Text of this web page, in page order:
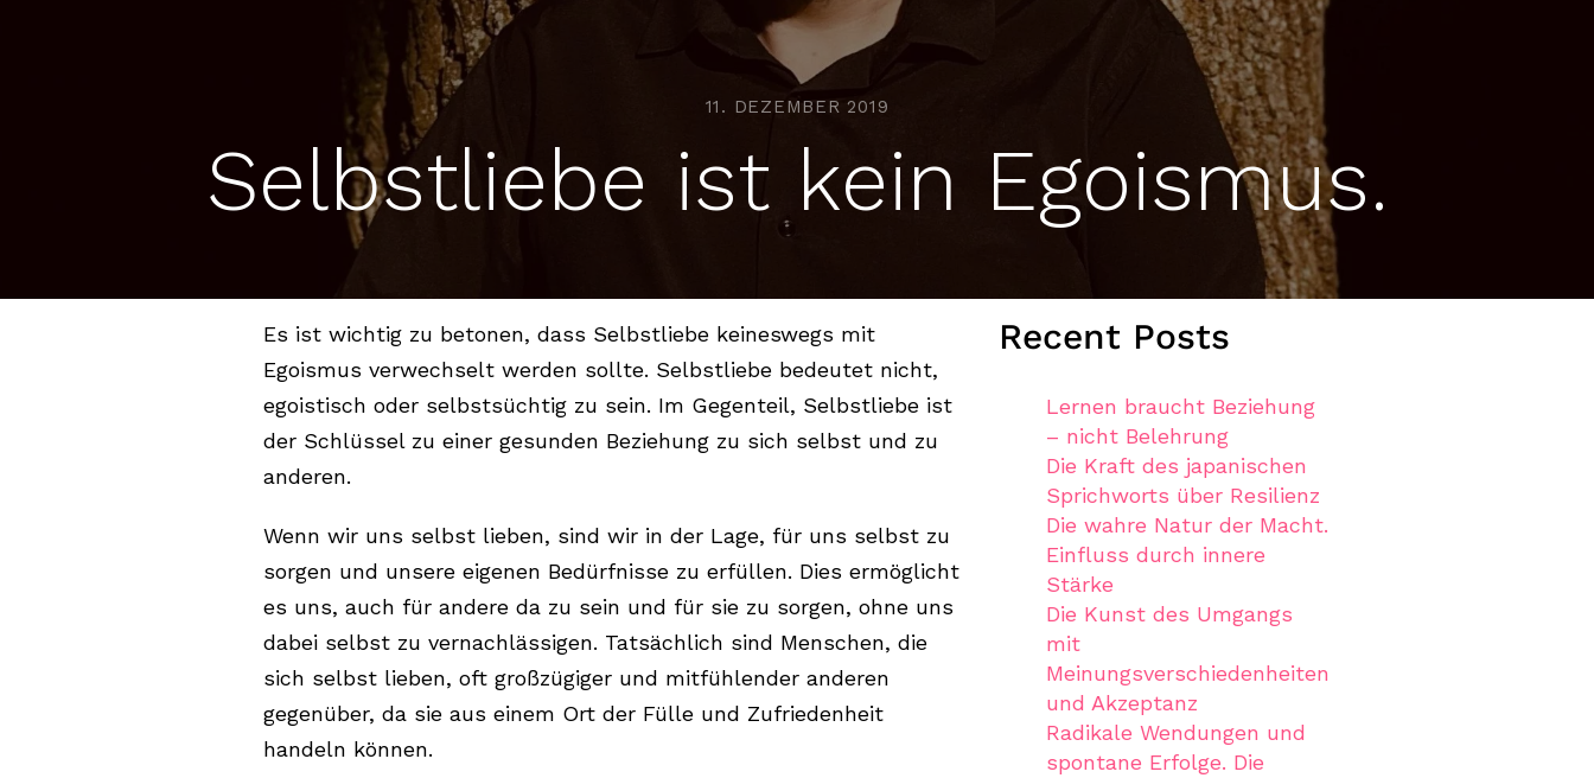
11. DEZEMBER 2019
Selbstliebe ist kein Egoismus.
Es ist wichtig zu betonen, dass Selbstliebe keineswegs mit
Egoismus verwechselt werden sollte. Selbstliebe bedeutet nicht,
egoistisch oder selbstsüchtig zu sein. Im Gegenteil, Selbstliebe ist
der Schlüssel zu einer gesunden Beziehung zu sich selbst und zu
anderen.
Wenn wir uns selbst lieben, sind wir in der Lage, für uns selbst zu
sorgen und unsere eigenen Bedürfnisse zu erfüllen. Dies ermöglicht
es uns, auch für andere da zu sein und für sie zu sorgen, ohne uns
dabei selbst zu vernachlässigen. Tatsächlich sind Menschen, die
sich selbst lieben, oft großzügiger und mitfühlender anderen
gegenüber, da sie aus einem Ort der Fülle und Zufriedenheit
handeln können.
Recent Posts
Lernen braucht Beziehung
– nicht Belehrung
Die Kraft des japanischen
Sprichworts über Resilienz
Die wahre Natur der Macht.
Einfluss durch innere
Stärke
Die Kunst des Umgangs
mit
Meinungsverschiedenheiten
und Akzeptanz
Radikale Wendungen und
spontane Erfolge. Die